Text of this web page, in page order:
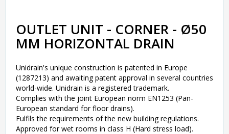
OUTLET UNIT - CORNER - Ø50
MM HORIZONTAL DRAIN
Unidrain's unique construction is patented in Europe
(1287213) and awaiting patent approval in several countries
world-wide. Unidrain is a registered trademark.
Complies with the joint European norm EN1253 (Pan-
European standard for floor drains).
Fulfils the requirements of the new building regulations.
Approved for wet rooms in class H (Hard stress load).